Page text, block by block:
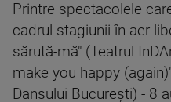
Printre spectacolele
cadrul stagiunii în aer
sărută-mă" (Teatrul
make you happy
Dansului Bucureşti) - 8